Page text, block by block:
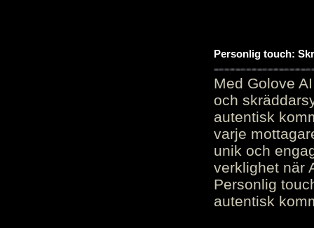
Personlig touch:
Med Golove
och
autentisk
varje
unik och
verklighet när
Personlig
autentisk